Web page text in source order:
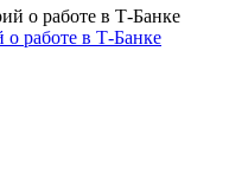
работе в Т-Банке